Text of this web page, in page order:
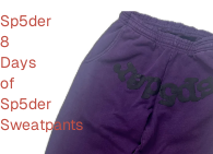
Sp5der
8
Days
of
Sp5der
Sweatpants